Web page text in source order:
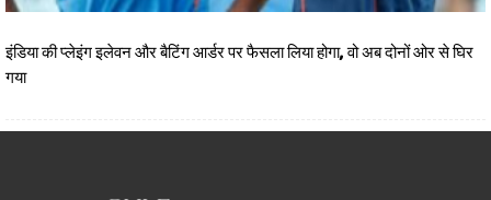
इंडिया की प्‍लेइंग इलेवन और बैटिंग आर्डर पर फैसला लिया होगा, वो अब दोनों ओर से घिर
गया